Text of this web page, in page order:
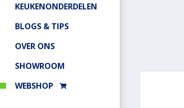
KEUKENONDERDELEN
BLOGS & TIPS
OVER ONS
SHOWROOM
WEBSHOP